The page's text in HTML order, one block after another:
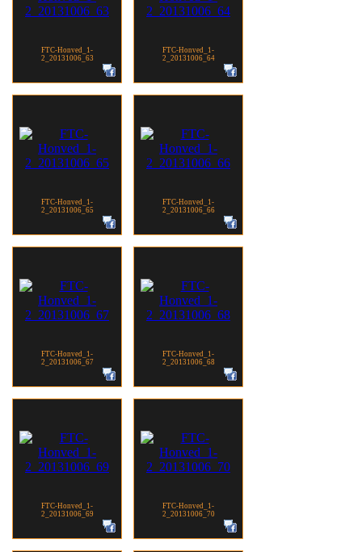
FTC-Honved_1-
2_20131006_63
FTC-Honved_1-
2_20131006_64
FTC-Honved_1-
2_20131006_65
FTC-Honved_1-
2_20131006_66
FTC-Honved_1-
2_20131006_67
FTC-Honved_1-
2_20131006_68
FTC-Honved_1-
2_20131006_69
FTC-Honved_1-
2_20131006_70